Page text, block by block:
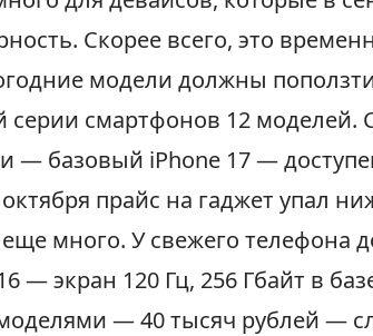
Скорее всего, это
модели должны
серии смартфонов 12
— базовый iPhone 17 —
прайс на гаджет упал
еще много. У свежего телефона
— экран 120 Гц, 256 Гбайт в
— 40 тысяч рублей —